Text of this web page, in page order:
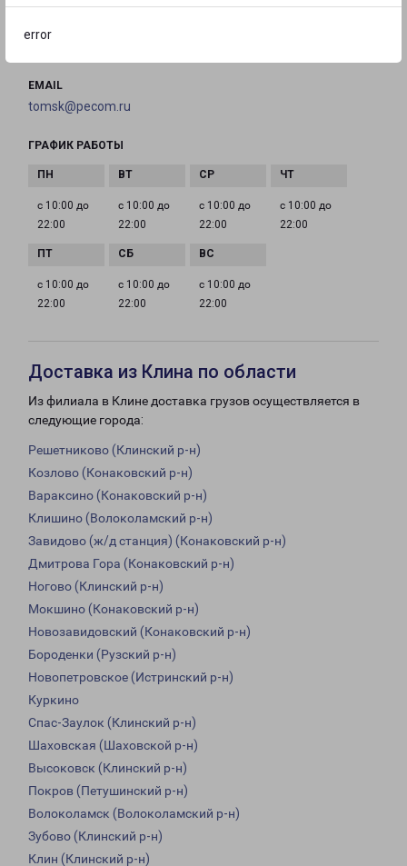
error
EMAIL
tomsk@pecom.ru
ГРАФИК РАБОТЫ
с 10:00 до
22:00
с 10:00 до
22:00
с 10:00 до
22:00
с 10:00 до
22:00
с 10:00 до
22:00
с 10:00 до
22:00
с 10:00 до
22:00
Доставка из Клина по области
Из филиала в Клине доставка грузов осуществляется в
следующие города:
Решетниково (Клинский р-н)
Козлово (Конаковский р-н)
Вараксино (Конаковский р-н)
Клишино (Волоколамский р-н)
Завидово (ж/д станция) (Конаковский р-н)
Дмитрова Гора (Конаковский р-н)
Ногово (Клинский р-н)
Мокшино (Конаковский р-н)
Новозавидовский (Конаковский р-н)
Бороденки (Рузский р-н)
Новопетровское (Истринский р-н)
Куркино
Спас-Заулок (Клинский р-н)
Шаховская (Шаховской р-н)
Высоковск (Клинский р-н)
Покров (Петушинский р-н)
Волоколамск (Волоколамский р-н)
Зубово (Клинский р-н)
Клин (Клинский р-н)